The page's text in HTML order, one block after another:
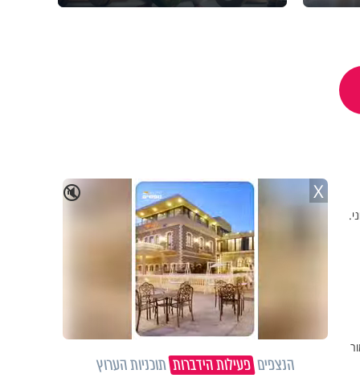
🔇 X
הנצפיםפעילות הידברותתוכניות הערוץ